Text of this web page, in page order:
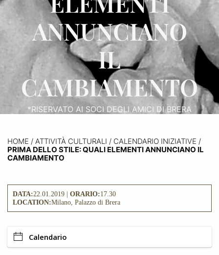
ANNUNCIANO
IL
CAMBIAMENTO
*RISERVATO AI SOCI DEGLI AMICI DI BRERA
HOME / ATTIVITÀ CULTURALI / CALENDARIO INIZIATIVE /
PRIMA DELLO STILE: QUALI ELEMENTI ANNUNCIANO IL
CAMBIAMENTO
DATA:22.01.2019 | ORARIO:17.30
LOCATION:Milano, Palazzo di Brera
Calendario